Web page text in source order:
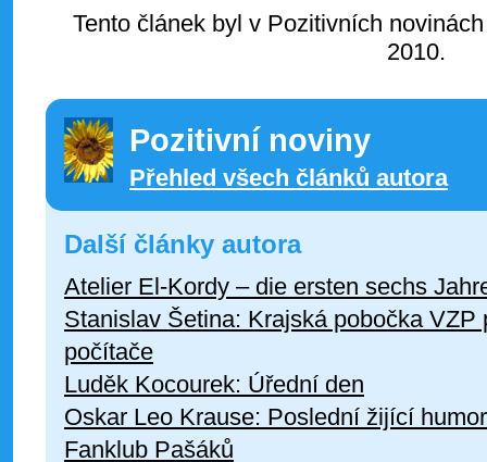
Tento článek byl v Pozitivních
2010.
Pozitivní noviny
Přehled všech článků autora
Další články autora
Atelier El-Kordy – die ersten sechs
Stanislav Šetina: Krajská pobočka VZP
počítače
Luděk Kocourek: Úřední den
Oskar Leo Krause: Poslední žijící
Fanklub Pašáků